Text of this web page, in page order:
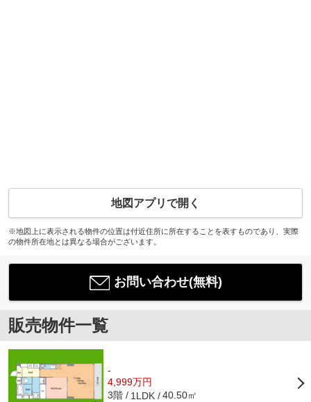
地図アプリで開く
※地図上に表示される物件の位置は付近住所に所在することを表すものであり、実際
の物件所在地とは異なる場合がございます。
お問い合わせ(無料)
販売物件一覧
-
4,999万円
3階 1LDK 40.50㎡